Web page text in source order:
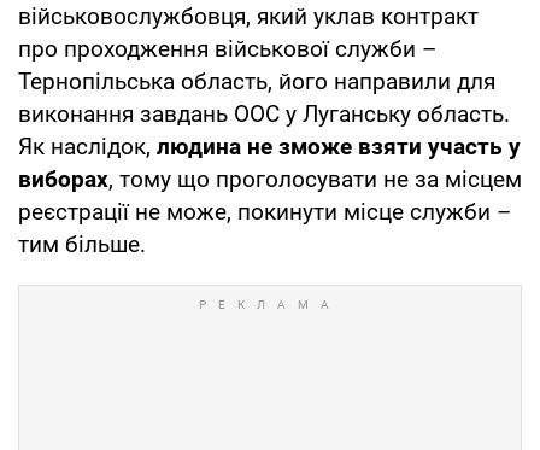
військовослужбовця, який уклав контракт
про проходження військової служби –
Тернопільська область, його направили для
виконання завдань ООС у Луганську область.
Як наслідок, людина не зможе взяти участь у
виборах, тому що проголосувати не за місцем
реєстрації не може, покинути місце служби –
тим більше.